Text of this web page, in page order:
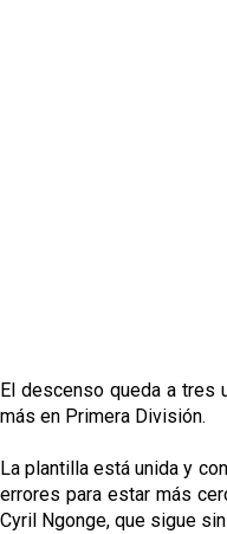
El descenso queda a tres
más en Primera División.
La plantilla está unida y
errores para estar más
Cyril Ngonge, que sigue